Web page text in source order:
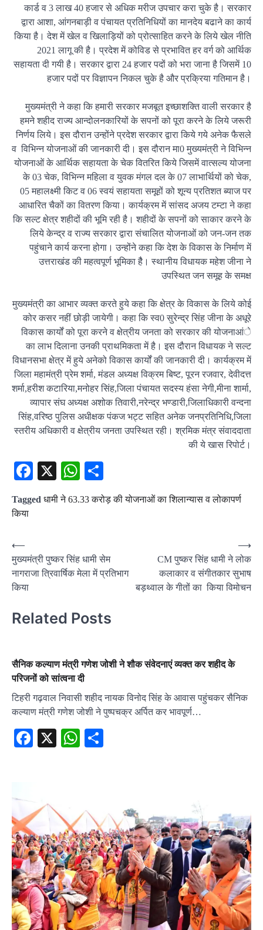
कार्ड व 3 लाख 40 हजार से अधिक मरीज उपचार करा चुके है। सरकार
द्वारा आशा, आंगनबाड़ी व पंचायत प्रतिनिधियों का मानदेय बढाने का कार्य
किया है। देश में खेल व खिलाड़ियों को प्रोत्साहित करने के लिये खेल नीति
2021 लागू की है। प्रदेश में कोविड से प्रभावित हर वर्ग को आर्थिक
सहायता दी गयी है। सरकार द्वारा 24 हजार पदों को भरा जाना है जिसमें 10
हजार पदों पर विज्ञापन निकल चुके है और प्रक्रिया गतिमान है।
मुख्यमंत्री ने कहा कि हमारी सरकार मजबूत इच्छाशक्ति वाली सरकार है
हमने शहीद राज्य आन्दोलनकारियों के सपनों को पूरा करने के लिये जरूरी
निर्णय लिये। इस दौरान उन्होंने प्रदेश सरकार द्वारा किये गये अनेक फैसले
व विभिन्न योजनाओं की जानकारी दी। इस दौरान मा0 मुख्यमंत्री ने विभिन्न
योजनाओं के आर्थिक सहायता के चेक वितरित किये जिसमें वात्सल्य योजना
के 03 चेक, विभिन्न महिला व युवक मंगल दल के 07 लाभार्थियों को चेक,
05 महालक्ष्मी किट व 06 स्वयं सहायता समूहों को शून्य प्रतिशत ब्याज पर
आधारित चैकों का वितरण किया। कार्यक्रम में सांसद अजय टम्टा ने कहा
कि सल्ट क्षेत्र शहीदों की भूमि रही है। शहीदों के सपनों को साकार करने के
लिये केन्द्र व राज्य सरकार द्वारा संचालित योजनाओं को जन-जन तक
पहुंचाने कार्य करना होगा। उन्होंने कहा कि देश के विकास के निर्माण में
उत्तराखंड की महत्वपूर्ण भूमिका हैै। स्थानीय विधायक महेश जीना ने
उपस्थित जन समूह के समक्ष
मुख्यमंत्री का आभार व्यक्त करते हुये कहा कि क्षेत्र के विकास के लिये कोई
कोर कसर नहीं छोड़ी जायेगी। कहा कि स्व0 सुरेन्द्र सिंह जीना के अधूरे
विकास कार्यों को पूरा करने व क्षेत्रीय जनता को सरकार की योजनाआंे
का लाभ दिलाना उनकी प्राथमिकता में है। इस दौरान विधायक ने सल्ट
विधानसभा क्षेत्र में हुये अनेको विकास कार्यों की जानकारी दी। कार्यक्रम में
जिला महामंत्री प्रेम शर्मा, मंडल अध्यक्ष विक्रम बिष्ट, पूरन रजवार, देवीदत्त
शर्मा,हरीश कटारिया,मनोहर सिंह,जिला पंचायत सदस्य हंसा नेगी,मीना शार्मा,
व्यापार संघ अध्यक्ष अशोक तिवारी,नरेन्द्र भण्डारी,जिलाधिकारी वन्दना
सिंह,वरिष्ठ पुलिस अधीक्षक पंकज भट्ट सहित अनेक जनप्रतिनिधि,जिला
स्तरीय अधिकारी व क्षेत्रीय जनता उपस्थित रही। श्रमिक मंत्र संवाददाता
की ये खास रिपोर्ट।
Facebook
X WhatsApp
Tagged धामी ने 63.33 करोड़ की योजनाओं का शिलान्यास व लोकापर्ण
किया
Post
navigation
⟵
मुख्यमंत्री पुष्कर सिंह धामी सेम
नागराजा त्रिवार्षिक मेला में प्रतिभाग
किया
CM पुष्कर सिंह धामी ने लोक
कलाकार व संगीतकार सुभाष
बड़थ्वाल के गीतों का किया विमोचन
⟶
Related Posts
सैनिक कल्याण मंत्री गणेश जोशी ने शौक संवेदनाएं व्यक्त कर शहीद के
परिजनों को सांत्वना दी
टिहरी गढ़वाल निवासी शहीद नायक विनोद सिंह के आवास पहुंचकर सैनिक
कल्याण मंत्री गणेश जोशी ने पुष्पचक्र अर्पित कर भावपूर्ण…
Facebook
X WhatsApp